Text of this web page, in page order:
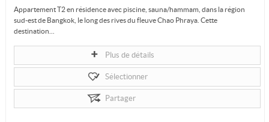
Appartement T2 en résidence avec piscine, sauna/hammam, dans la région
sud-est de Bangkok, le long des rives du fleuve Chao Phraya. Cette
destination...
Plus de détails
Sélectionner
Partager